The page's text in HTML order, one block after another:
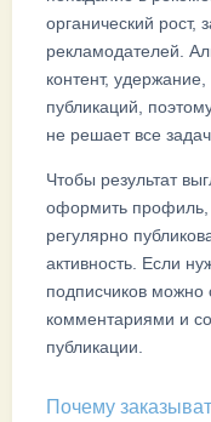
органический рост,
рекламодателей.
контент,
публикаций,
не решает все
Чтобы результат
оформить профиль,
регулярно
активность. Если
подписчиков можно
комментариями и
публикации.
Почему